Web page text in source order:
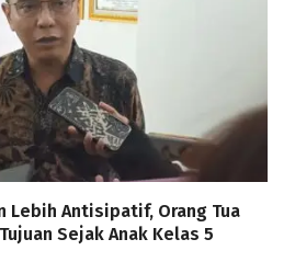
Lebih Antisipatif, Orang Tua
Sejak Anak Kelas 5